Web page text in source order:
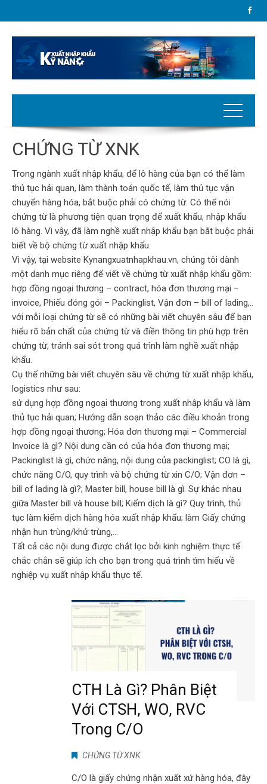
CHỨNG TỪ XNK
Trong ngành xuất nhập khẩu, để lô hàng của bạn có thể làm
thủ tục hải quan, làm thành toán quốc tế, làm thủ tục vận
chuyển hàng hóa, bắt buộc phải có chứng từ. Có thể nói
chứng từ là phương tiện quan trọng để xuất khẩu, nhập khẩu
lô hàng. Vì vậy, đã làm nghề xuất nhập khẩu bạn bắt buộc phải
biết về bộ chứng từ xuất nhập khẩu.
Vì vậy, tại website Kynangxuatnhapkhau.vn, chúng tôi dành
một danh mục riêng để viết về chứng từ xuất nhập khẩu gồm:
hợp đồng ngoại thương – contract, hóa đơn thương mại –
invoice, Phiếu đóng gói – Packinglist, Vận đơn – bill of lading,..
với mỗi loại chứng từ sẽ có những bài viết chuyên sâu để bạn
hiểu rõ bản chất của chứng từ và điền thông tin phù hợp trên
chứng từ, tránh sai sót trong quá trình làm nghề xuất nhập
khẩu.
Cụ thể những bài viết chuyên sâu về chứng từ xuất nhập khẩu,
logistics như sau:
sử dụng hợp đồng ngoại thương trong xuất nhập khẩu và làm
thủ tục hải quan; Hướng dẫn soạn thảo các điều khoản trong
hợp đồng ngoại thương; Hóa đơn thương mại – Commercial
Invoice là gì? Nội dung cần có của hóa đơn thương mại;
Packinglist là gì, chức năng, nội dung của packinglist; CO là gì,
chức năng C/O, quy trình và bộ chứng từ xin C/O; Vận đơn –
bill of lading là gì?; Master bill, house bill là gì. Sự khác nhau
giữa Master bill và house bill; Kiểm dịch là gì? Quy trình, thủ
tục làm kiểm dịch hàng hóa xuất nhập khẩu; làm Giấy chứng
nhận hun trùng/khử trùng,…
Tất cả các nội dung được chắt lọc bởi kinh nghiệm thực tế
chắc chắn sẽ giúp ích cho bạn trong quá trình tìm hiểu về
nghiệp vụ xuất nhập khẩu thực tế.
CTH Là Gì? Phân Biệt
Với CTSH, WO, RVC
Trong C/O
CHỨNG TỪ XNK
C/O là giấy chứng nhận xuất xứ hàng hóa, đây